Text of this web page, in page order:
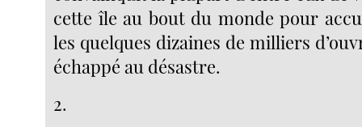
cette île au bout du monde pour
les quelques dizaines de milliers
échappé au désastre.
2.